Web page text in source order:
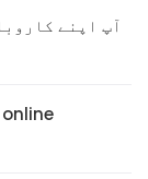
آپ اپنے